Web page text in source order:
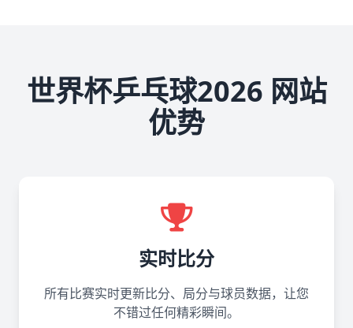
世界杯乒乓球2026 网站
优势
实时比分
所有比赛实时更新比分、局分与球员数据，让您
不错过任何精彩瞬间。